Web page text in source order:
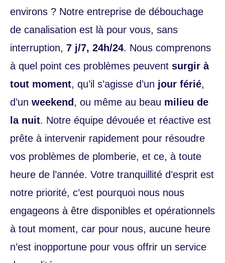
environs ? Notre entreprise de débouchage
de canalisation est là pour vous, sans
interruption, 7 j/7, 24h/24. Nous comprenons
à quel point ces problèmes peuvent surgir à
tout moment, qu’il s’agisse d’un jour férié,
d’un weekend, ou même au beau milieu de
la nuit. Notre équipe dévouée et réactive est
prête à intervenir rapidement pour résoudre
vos problèmes de plomberie, et ce, à toute
heure de l’année. Votre tranquillité d’esprit est
notre priorité, c’est pourquoi nous nous
engageons à être disponibles et opérationnels
à tout moment, car pour nous, aucune heure
n’est inopportune pour vous offrir un service